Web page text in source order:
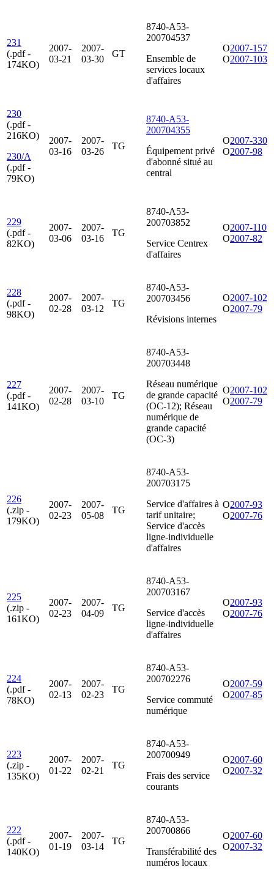
231
(.pdf -
174KO)
2007-
03-21
2007-
03-30
GT
8740-A53-
200704537
Ensemble de
services locaux
d'affaires
O2007-157
O2007-103
230
(.pdf -
216KO)
230/A
(.pdf -
79KO)
2007-
03-16
2007-
03-26
TG
8740-A53-
200704355
Équipement privé
d'abonné situé au
central
O2007-330
O2007-98
229
(.pdf -
82KO)
2007-
03-06
2007-
03-16
TG
8740-A53-
200703852
Service Centrex
d'affaires
O2007-110
O2007-82
228
(.pdf -
98KO)
2007-
02-28
2007-
03-12
TG
8740-A53-
200703456
Révisions internes
O2007-102
O2007-79
227
(.pdf -
141KO)
2007-
02-28
2007-
03-10
TG
8740-A53-
200703448
Réseau numérique
de grande capacité
(OC-12); Réseau
numérique de
grande capacité
(OC-3)
O2007-102
O2007-79
226
(.zip -
179KO)
2007-
02-23
2007-
05-08
TG
8740-A53-
200703175
Service d'affaires à
tarif unitaire;
Service d'accès
ligne-individuelle
d'affaires
O2007-93
O2007-76
225
(.zip -
161KO)
2007-
02-23
2007-
04-09
TG
8740-A53-
200703167
Service d'accès
ligne-individuelle
d'affaires
O2007-93
O2007-76
224
(.pdf -
78KO)
2007-
02-13
2007-
02-23
TG
8740-A53-
200702276
Service commuté
numérique
O2007-59
O2007-85
223
(.zip -
135KO)
2007-
01-22
2007-
02-21
TG
8740-A53-
200700949
Frais des service
courants
O2007-60
O2007-32
222
(.pdf -
140KO)
2007-
01-19
2007-
03-14
TG
8740-A53-
200700866
Transférabilité des
numéros locaux
O2007-60
O2007-32